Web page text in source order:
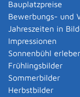
Bauplatzpreise
Bewerbungs- und
Jahreszeiten in
Impressionen
Sonnenbühl
Frühlingsbilder
Sommerbilder
Herbstbilder
hängt vom
Hinweise
s.o.